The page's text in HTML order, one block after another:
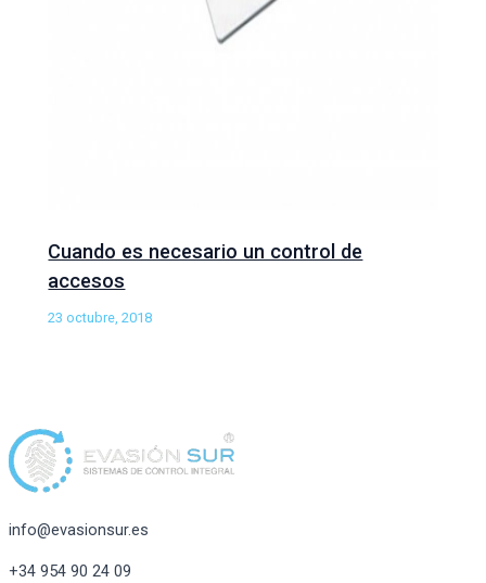
Cuando es necesario un control de
accesos
23 octubre, 2018
info@evasionsur.es
+34 954 90 24 09